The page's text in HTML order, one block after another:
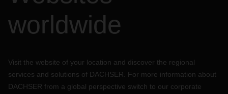
worldwide
Visit the website of your location and discover the regional
services and solutions of DACHSER. For more information about
DACHSER from a global perspective switch to our corporate